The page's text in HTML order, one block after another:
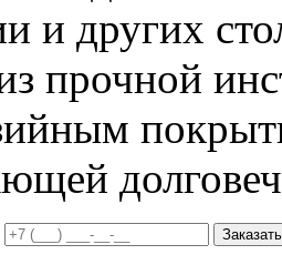
и других
прочной
Заказать